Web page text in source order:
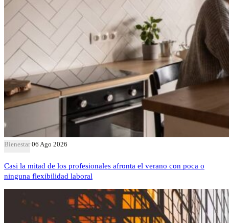
Bienestar 06 Ago 2026
Casi la mitad de los profesionales afronta el verano con poca o
ninguna flexibilidad laboral